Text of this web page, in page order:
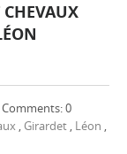
Comments: 0
, Girardet , Léon ,